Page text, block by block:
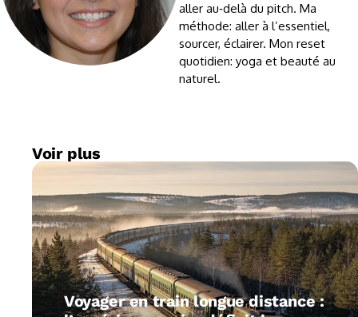
aller au‑delà du pitch. Ma
méthode: aller à l’essentiel,
sourcer, éclairer. Mon reset
quotidien: yoga et beauté au
naturel.
Voir plus
Voyager en train longue distance :